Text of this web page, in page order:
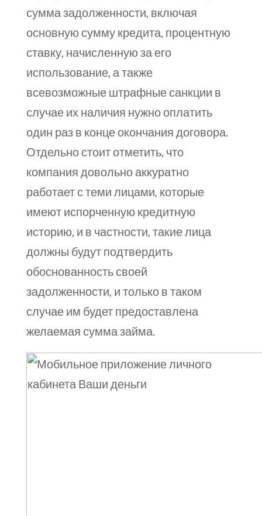
сумма задолженности, включая
основную сумму кредита, процентную
ставку, начисленную за его
использование, а также
всевозможные штрафные санкции в
случае их наличия нужно оплатить
один раз в конце окончания договора.
Отдельно стоит отметить, что
компания довольно аккуратно
работает с теми лицами, которые
имеют испорченную кредитную
историю, и в частности, такие лица
должны будут подтвердить
обоснованность своей
задолженности, и только в таком
случае им будет предоставлена
желаемая сумма займа.